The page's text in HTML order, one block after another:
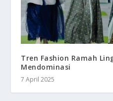
Tren Fashion Ramah
Mendominasi
7 April 2025